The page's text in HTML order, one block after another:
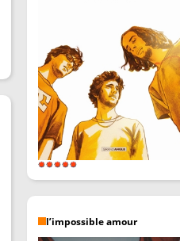
l’impossible amour